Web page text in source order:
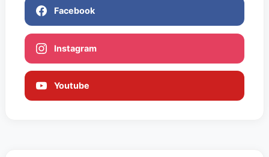
Facebook
Instagram
Youtube